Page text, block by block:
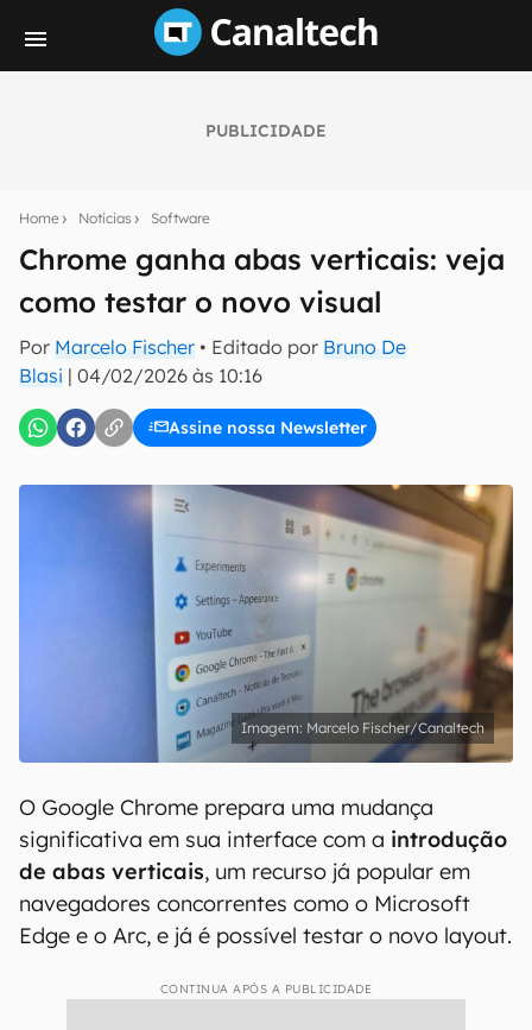
PUBLICIDADE
Home Notícias Software
Chrome ganha abas verticais: veja
como testar o novo visual
Por Marcelo Fischer • Editado por Bruno De
Blasi | 04/02/2026 às 10:16
Assine nossa Newsletter
notícias e reviews sobre tecnologia em primeira
E-mail
Uso e Política de Privacidade do Canaltech.
Marcelo Fischer/Canaltech
O Google Chrome prepara uma mudança
significativa em sua interface com a introdução
de abas verticais, um recurso já popular em
navegadores concorrentes como o Microsoft
Edge e o Arc, e já é possível testar o novo layout.
CONTINUA APÓS A PUBLICIDADE